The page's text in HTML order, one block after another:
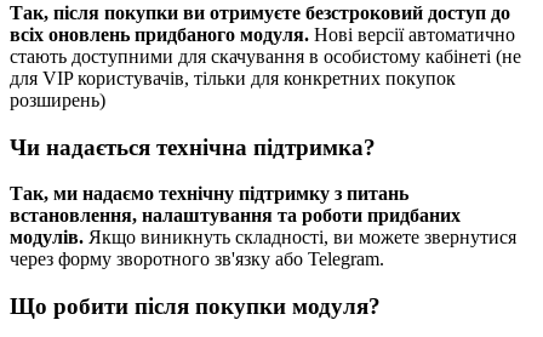
Так, після покупки ви отримуєте безстроковий доступ до
всіх оновлень придбаного модуля. Нові версії автоматично
стають доступними для скачування в особистому кабінеті (не
для VIP користувачів, тільки для конкретних покупок
розширень)
Чи надається технічна підтримка?
Так, ми надаємо технічну підтримку з питань
встановлення, налаштування та роботи придбаних
модулів. Якщо виникнуть складності, ви можете звернутися
через форму зворотного зв'язку або Telegram.
Що робити після покупки модуля?